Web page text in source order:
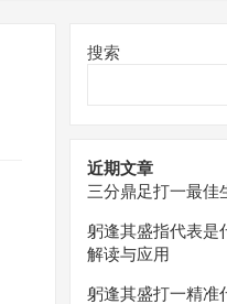
搜索
近期文章
三分鼎足打一最佳
躬逢其盛指代表是
解读与应用
躬逢其盛打一精准